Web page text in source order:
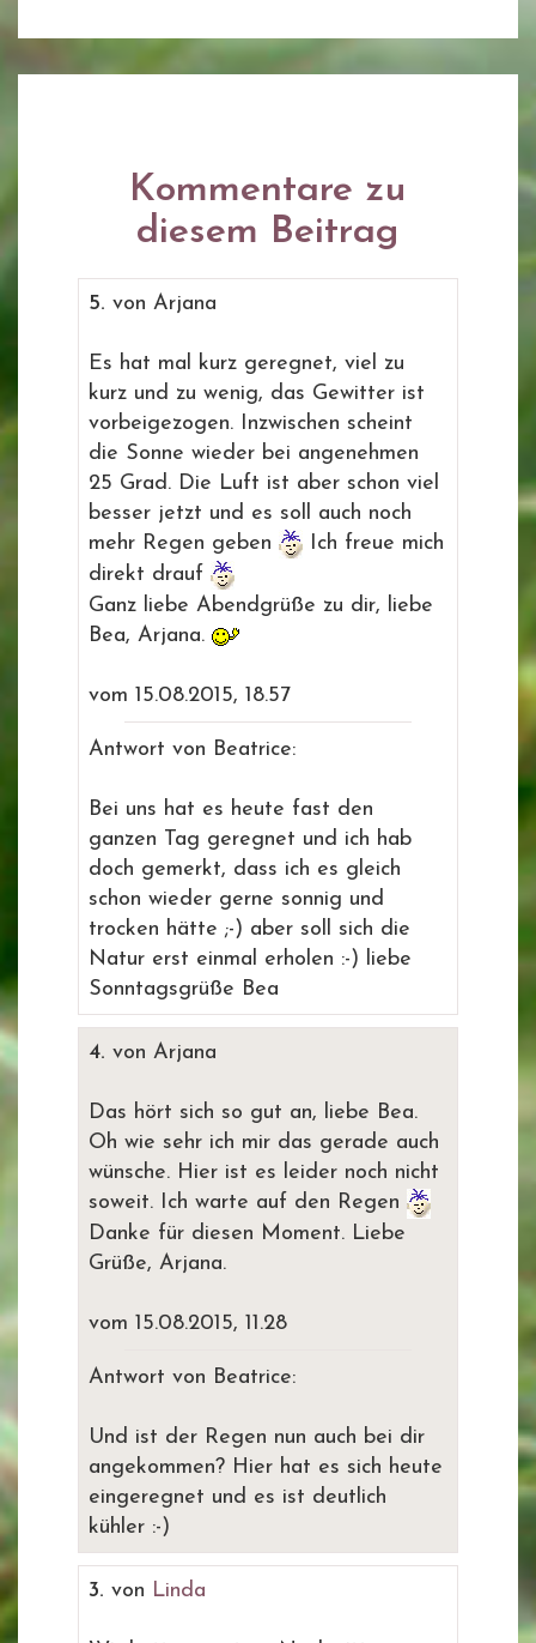
Kommentare zu
diesem Beitrag
5. von Arjana
Es hat mal kurz geregnet, viel zu
kurz und zu wenig, das Gewitter ist
vorbeigezogen. Inzwischen scheint
die Sonne wieder bei angenehmen
25 Grad. Die Luft ist aber schon viel
besser jetzt und es soll auch noch
mehr Regen geben
Ich freue mich
direkt drauf
Ganz liebe Abendgrüße zu dir, liebe
Bea, Arjana.
vom 15.08.2015, 18.57
Antwort von Beatrice:
Bei uns hat es heute fast den
ganzen Tag geregnet und ich hab
doch gemerkt, dass ich es gleich
schon wieder gerne sonnig und
trocken hätte ;-) aber soll sich die
Natur erst einmal erholen :-) liebe
Sonntagsgrüße Bea
4. von Arjana
Das hört sich so gut an, liebe Bea.
Oh wie sehr ich mir das gerade auch
wünsche. Hier ist es leider noch nicht
soweit. Ich warte auf den Regen
Danke für diesen Moment. Liebe
Grüße, Arjana.
vom 15.08.2015, 11.28
Antwort von Beatrice:
Und ist der Regen nun auch bei dir
angekommen? Hier hat es sich heute
eingeregnet und es ist deutlich
kühler :-)
3. von Linda